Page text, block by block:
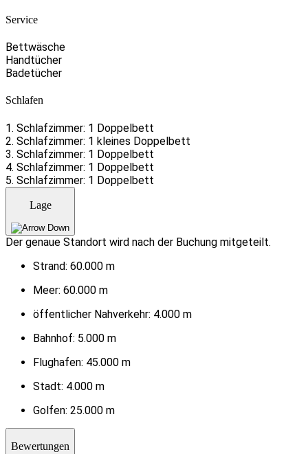
Service
Bettwäsche
Handtücher
Badetücher
Schlafen
1. Schlafzimmer: 1 Doppelbett
2. Schlafzimmer: 1 kleines Doppelbett
3. Schlafzimmer: 1 Doppelbett
4. Schlafzimmer: 1 Doppelbett
5. Schlafzimmer: 1 Doppelbett
Lage
Der genaue Standort wird nach der Buchung mitgeteilt.
Strand: 60.000 m
Meer: 60.000 m
öffentlicher Nahverkehr: 4.000 m
Bahnhof: 5.000 m
Flughafen: 45.000 m
Stadt: 4.000 m
Golfen: 25.000 m
Bewertungen